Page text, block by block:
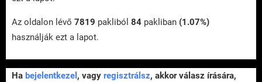
Az oldalon lévő 7819 pakliból 84 pakliban (1.07%)
használják ezt a lapot.
Ha bejelentkezel , vagy regisztrálsz, akkor válasz írására,